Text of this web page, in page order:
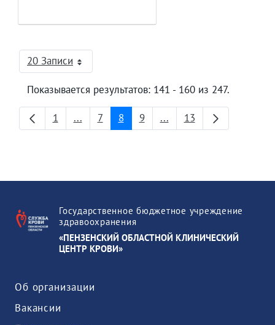
20 ЗаписиНа страницу
Показывается результатов: 141 - 160 из 247.
Страница
1 ...Промежуточные страницы
Страница
7 Страница
8 Страница
9 ...Промежуточные
Страница
13
Государственное бюджетное учреждение
здравоохранения
«ПЕНЗЕНСКИЙ ОБЛАСТНОЙ КЛИНИЧЕСКИЙ
ЦЕНТР КРОВИ»
Об организации
Вакансии